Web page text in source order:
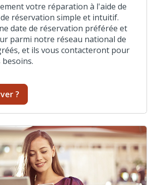
votre réparation à l'aide de
réservation simple et intuitif.
date de réservation préférée et
parmi notre réseau national de
et ils vous contacteront pour
?